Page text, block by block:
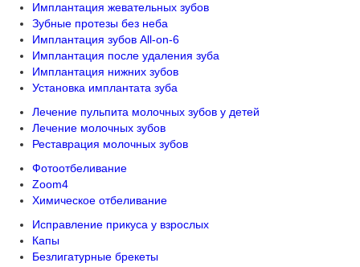
Имплантация жевательных зубов
Зубные протезы без неба
Имплантация зубов All-on-6
Имплантация после удаления зуба
Имплантация нижних зубов
Установка имплантата зуба
Лечение пульпита молочных зубов у детей
Лечение молочных зубов
Реставрация молочных зубов
Фотоотбеливание
Zoom4
Химическое отбеливание
Исправление прикуса у взрослых
Капы
Безлигатурные брекеты